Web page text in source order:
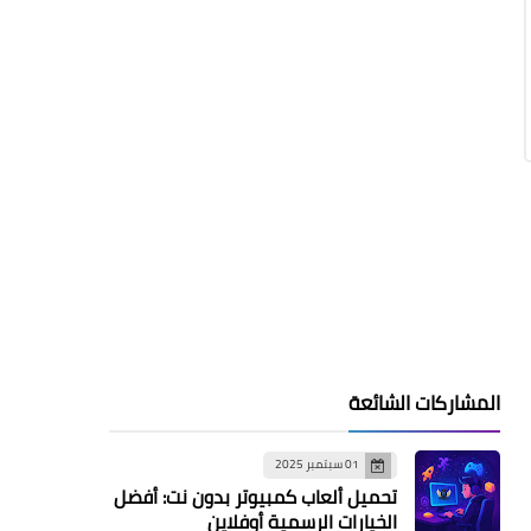
المشاركات الشائعة
01 سبتمبر 2025
تحميل ألعاب كمبيوتر بدون نت: أفضل
الخيارات الرسمية أوفلاين